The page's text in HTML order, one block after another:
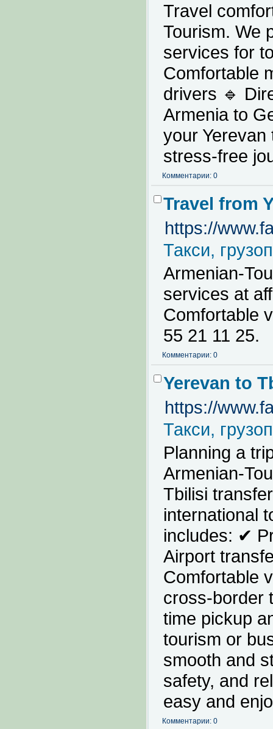
Travel
Tourism. We
services for
Comfortable
drivers 🔹
Armenia to
your
stress-free
Комментарии: 0
Travel from
https://
Такси,
Armenian-
services at
Comfortable
55 21 11 25.
Комментарии: 0
Yerevan to
https://
Такси,
Planning a
Armenian-
Tbilisi
international
includes: ✔
Airport
Comfortable
cross-border
time pickup
tourism or
smooth and
safety, and
easy and
Комментарии: 0